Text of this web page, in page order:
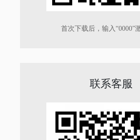
首次下载后，输入“0000”
联系客服